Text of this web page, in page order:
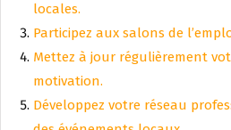
locales.
Participez aux salons de
Mettez à jour régulièrement
motivation.
Développez votre réseau